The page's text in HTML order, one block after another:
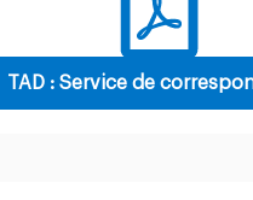
TAD : Service de